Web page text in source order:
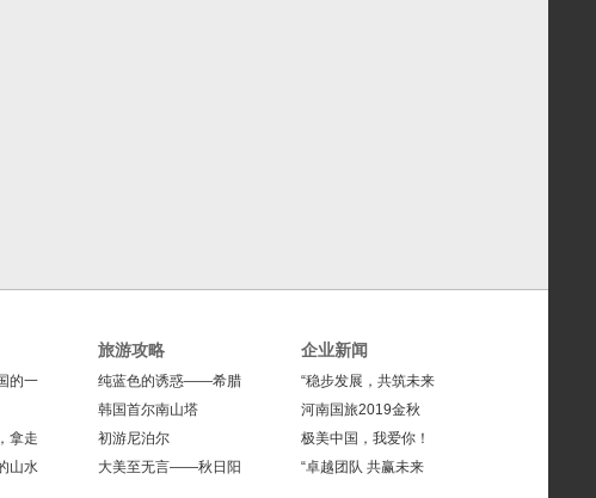
的一
拿走
山水
旅游攻略
纯蓝色的诱惑——希腊
韩国首尔南山塔
初游尼泊尔
大美至无言——秋日阳
企业新闻
“稳步发展，共筑未来
河南国旅2019金秋
极美中国，我爱你！
“卓越团队 共赢未来